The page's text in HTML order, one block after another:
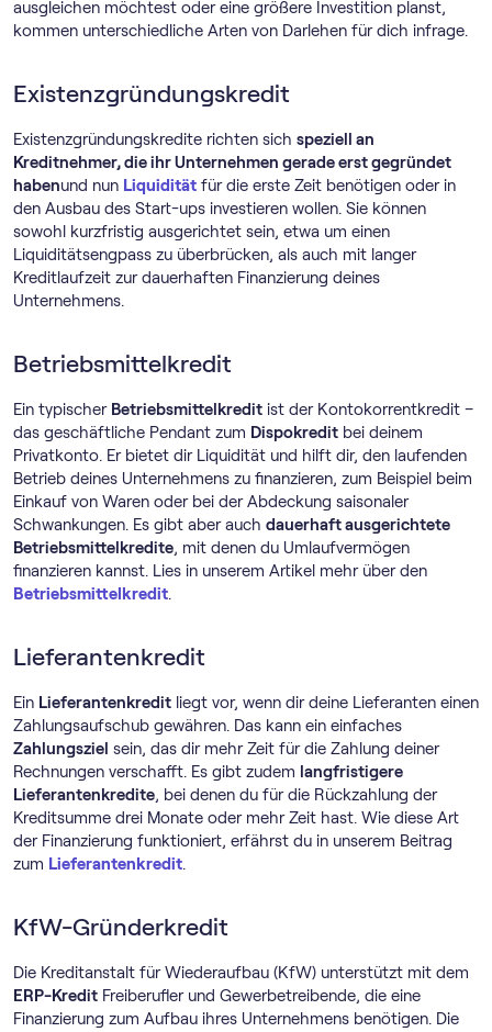
ausgleichen möchtest oder eine größere Investition planst,
kommen unterschiedliche Arten von Darlehen für dich infrage.
Existenzgründungskredit
Existenzgründungskredite richten sich speziell an
Kreditnehmer, die ihr Unternehmen gerade erst gegründet
habenund nun Liquidität für die erste Zeit benötigen oder in
den Ausbau des Start-ups investieren wollen. Sie können
sowohl kurzfristig ausgerichtet sein, etwa um einen
Liquiditätsengpass zu überbrücken, als auch mit langer
Kreditlaufzeit zur dauerhaften Finanzierung deines
Unternehmens.
Betriebsmittelkredit
Ein typischer Betriebsmittelkredit ist der Kontokorrentkredit –
das geschäftliche Pendant zum Dispokredit bei deinem
Privatkonto. Er bietet dir Liquidität und hilft dir, den laufenden
Betrieb deines Unternehmens zu finanzieren, zum Beispiel beim
Einkauf von Waren oder bei der Abdeckung saisonaler
Schwankungen. Es gibt aber auch dauerhaft ausgerichtete
Betriebsmittelkredite, mit denen du Umlaufvermögen
finanzieren kannst. Lies in unserem Artikel mehr über den
Betriebsmittelkredit.
Lieferantenkredit
Ein Lieferantenkredit liegt vor, wenn dir deine Lieferanten einen
Zahlungsaufschub gewähren. Das kann ein einfaches
Zahlungsziel sein, das dir mehr Zeit für die Zahlung deiner
Rechnungen verschafft. Es gibt zudem langfristigere
Lieferantenkredite, bei denen du für die Rückzahlung der
Kreditsumme drei Monate oder mehr Zeit hast. Wie diese Art
der Finanzierung funktioniert, erfährst du in unserem Beitrag
zum Lieferantenkredit.
KfW-Gründerkredit
Die Kreditanstalt für Wiederaufbau (KfW) unterstützt mit dem
ERP-Kredit Freiberufler und Gewerbetreibende, die eine
Finanzierung zum Aufbau ihres Unternehmens benötigen. Die